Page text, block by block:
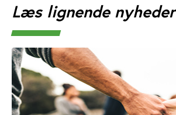
Læs lignende nyheder